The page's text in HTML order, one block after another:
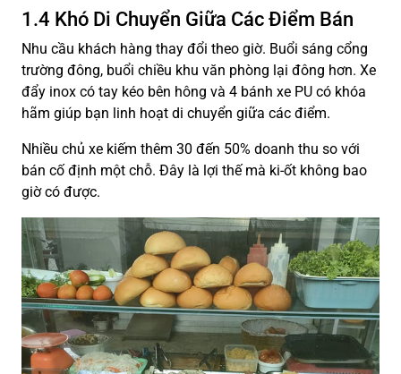
1.4 Khó Di Chuyển Giữa Các Điểm Bán
Nhu cầu khách hàng thay đổi theo giờ. Buổi sáng cổng
trường đông, buổi chiều khu văn phòng lại đông hơn. Xe
đẩy inox có tay kéo bên hông và 4 bánh xe PU có khóa
hãm giúp bạn linh hoạt di chuyển giữa các điểm.
Nhiều chủ xe kiếm thêm 30 đến 50% doanh thu so với
bán cố định một chỗ. Đây là lợi thế mà ki-ốt không bao
giờ có được.